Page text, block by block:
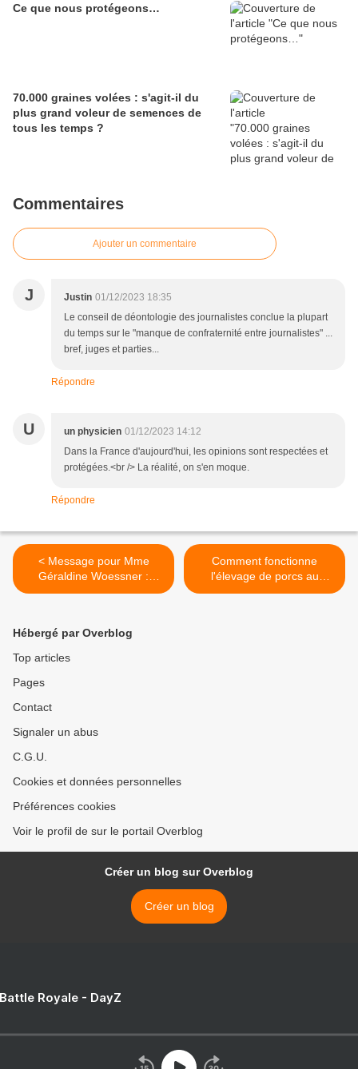
Ce que nous protégeons…
70.000 graines volées : s'agit-il du
plus grand voleur de semences de
tous les temps ?
Commentaires
Ajouter un commentaire
J Justin 01/12/2023 18:35
Le conseil de déontologie des journalistes conclue la plupart
du temps sur le "manque de confraternité entre journalistes" ...
bref, juges et parties...
Répondre
U un physicien 01/12/2023 14:12
Dans la France d'aujourd'hui, les opinions sont respectées et
protégées.<br /> La réalité, on s'en moque.
Répondre
< Message pour Mme
Géraldine Woessner :
« Don't give up the fight »
Comment fonctionne
l'élevage de porcs au
Mexique, pays du top 10 ?
Hébergé par Overblog
Top articles
Pages
Contact
Signaler un abus
C.G.U.
Cookies et données personnelles
Préférences cookies
Voir le profil de sur le portail Overblog
Créer un blog sur Overblog
Créer un blog
Royale - DayZ